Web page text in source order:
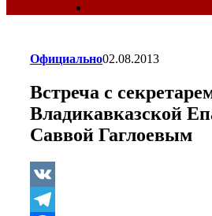
Официально02.08.2013
Встреча с
Владикавказской
Саввой Гаглоевым
VK